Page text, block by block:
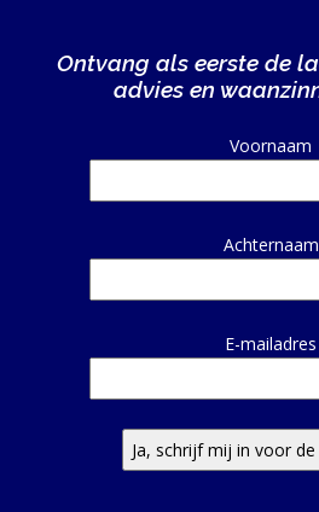
Ontvang als eerste de
advies en
Voornaam
Achternaam
E-mailadres